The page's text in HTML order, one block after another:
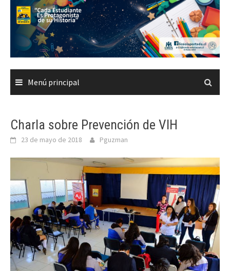
Saltar
contenido
Menú principal
Charla sobre Prevención de VIH
23 de mayo de 2018 Pguzman